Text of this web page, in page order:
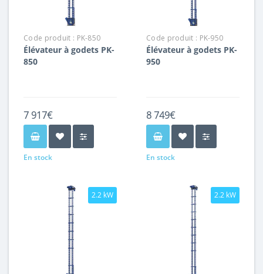
Code produit : PK-850
Élévateur à godets PK-
850
7 917€
En stock
Code produit : PK-950
Élévateur à godets PK-
950
8 749€
En stock
2.2 kW 2.2 kW